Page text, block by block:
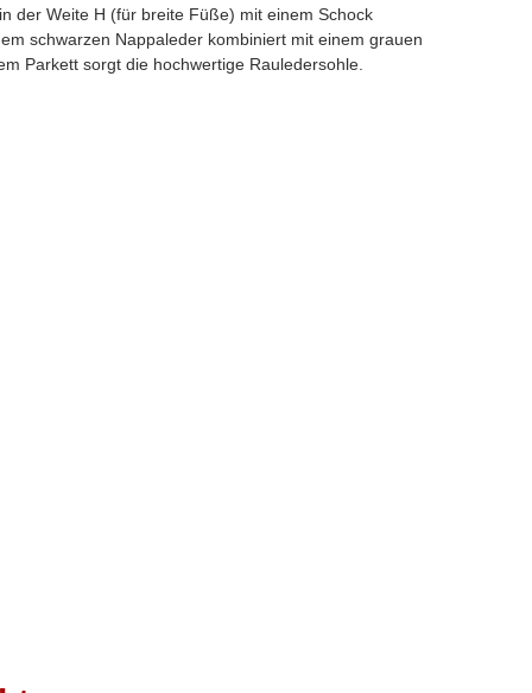
der Weite H (für breite Füße) mit einem Schock
schwarzen Nappaleder kombiniert mit einem grauen
Parkett sorgt die hochwertige Rauledersohle.